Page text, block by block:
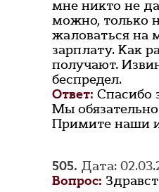
мне никто не
можно, только
жаловаться на
зарплату. Как
получают.
беспредел.
Ответ: Спасибо
Мы
Примите наши
505. Дата:
Вопрос: